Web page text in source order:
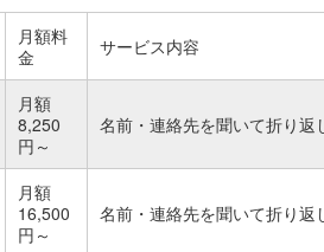
月額料
金
サービス内容
月額
8,250
円～
名前・連絡先を聞いて折り返
月額
16,500
円～
名前・連絡先を聞いて折り